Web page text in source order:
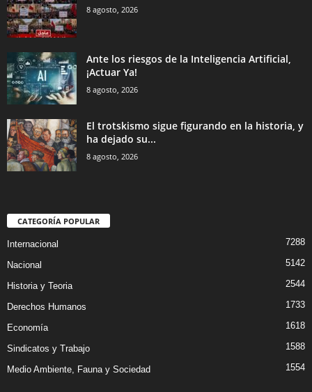
8 agosto, 2026
Ante los riesgos de la Inteligencia Artificial,
¡Actuar Ya!
8 agosto, 2026
El trotskismo sigue figurando en la historia, y
ha dejado su...
8 agosto, 2026
CATEGORÍA POPULAR
Internacional 7288
Nacional 5142
Historia y Teoria 2544
Derechos Humanos 1733
Economía 1618
Sindicatos y Trabajo 1588
Medio Ambiente, Fauna y Sociedad 1554